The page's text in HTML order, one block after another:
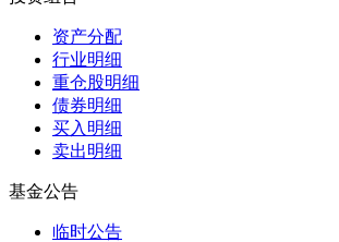
资产分配
行业明细
重仓股明细
债券明细
买入明细
卖出明细
基金公告
临时公告